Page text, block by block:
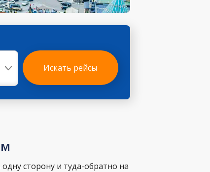
Искать рейсы
сторону и туда-обратно на